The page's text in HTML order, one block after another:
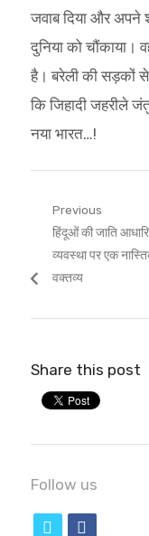
जवाब दिया और
दुनिया को चौंकाया।
है। बरेली की सड़कों
कि जिहादी जहरीले
नया भारत…!
Post
navigation
Previous
Previous
post:
हिंदूओं की जाति
व्यवस्था पर एक
वक्तव्य
Share this post
Follow us